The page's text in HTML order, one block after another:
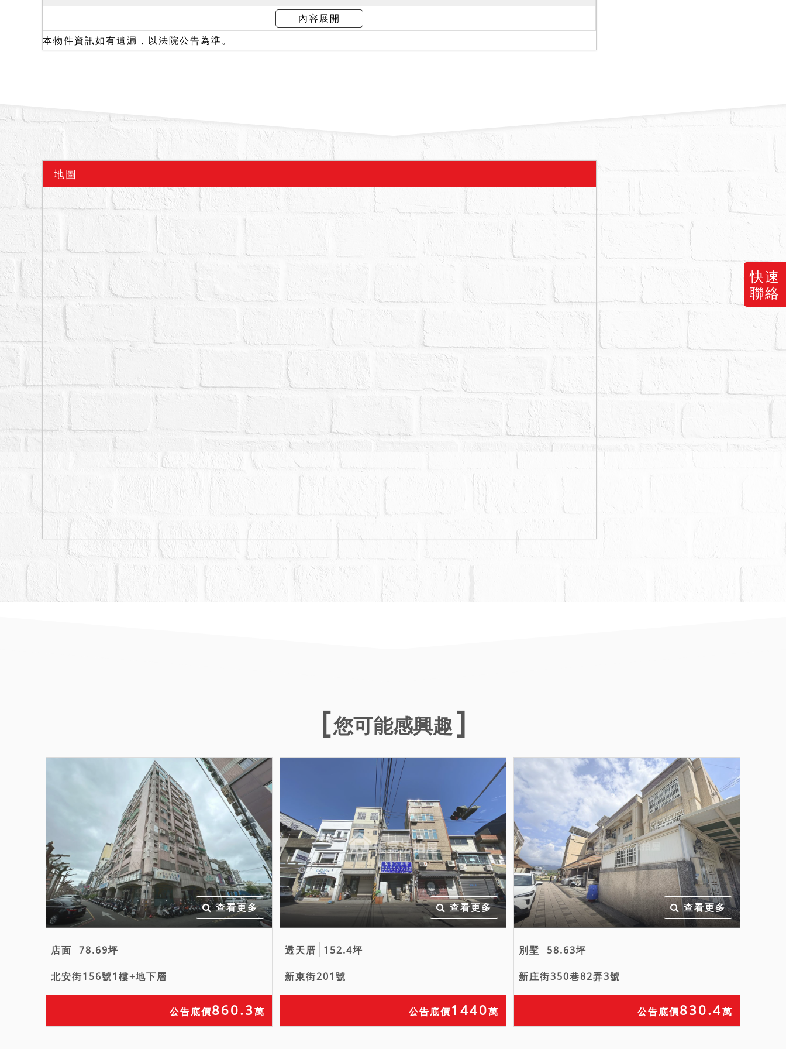
快速
聯絡
之765建號建物，1樓前雨遮、1樓後方及3樓均係加蓋」，債權人代理人請求就增建部分
一併查封測量，另經在場第三人即債務人之父稱：「建物無出租、出借，現為我和家人自
住」，並稱：「建物無其餘影響交易之特殊情事」。
三、本件暫編之1176建號有部分占用鄰地1128地號土地之情形，其占用權源不明，如有
爭議可能涉訟，請投標人自行注意承擔風險。
四、本件拍賣之不動產現況有第三人占用，拍定後不點交。
備註
一、上開不動產3宗合併拍賣，請投標人分別出價。
二、拍賣最低價額合計新台幣：3,482,000元，以總價最高者得標。
三、保證金新台幣：697,000元。
四、本件拍賣之暫編1176建號建物並未辦理建築物所有權第一次登記，於拍定後無法逕
持不動產權利移轉證書辦理所有權移轉登記，得標人應負擔被建管機關拆除之危險，不得
主張瑕疵擔保請求權。如有第三人就建物所有權有異議並提起訴訟，須俟該異議之訴判決
確定後，本院再依訴訟結果通知拍定人繳納價金及核發權利移轉證書，請投標人注意，相
關風險自行承擔。
五、本件拍賣標的物包括主建物之附屬建物（從物）及附屬設施在內。
六、本件拍賣標的物以建物現況拍賣，當事人及拍定人均不得以面積不符，請求增減價
金。
七、拍賣之不動產有抵押權設定，拍定後抵押權塗銷。
內容展開
本物件資訊如有遺漏，以法院公告為準。
地圖
您可能感興趣
查看更多
店面 78.69坪
北安街156號1樓+地下層
公告底價860.3萬
查看更多
透天厝 152.4坪
新東街201號
公告底價1440萬
查看更多
別墅 58.63坪
新庄街350巷82弄3號
公告底價830.4萬